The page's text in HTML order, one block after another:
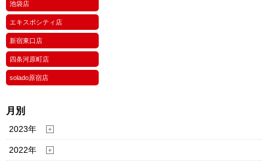
池袋店
エキスポシティ店
新宿東口店
四条河原町店
solado原宿店
月別
2023年
2022年